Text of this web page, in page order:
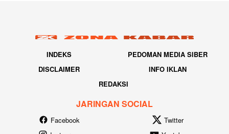
INDEKS
PEDOMAN MEDIA SIBER
DISCLAIMER
INFO IKLAN
REDAKSI
JARINGAN SOCIAL
Facebook
Twitter